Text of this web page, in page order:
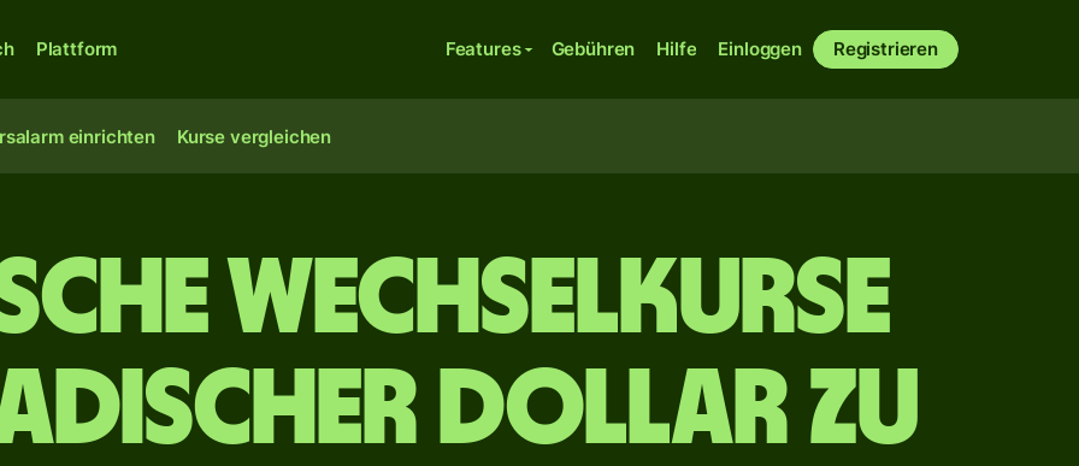
Plattform Features Gebühren Hilfe Einloggen Registrieren
einrichten Kurse vergleichen
Wechselkurse
Dollar zu